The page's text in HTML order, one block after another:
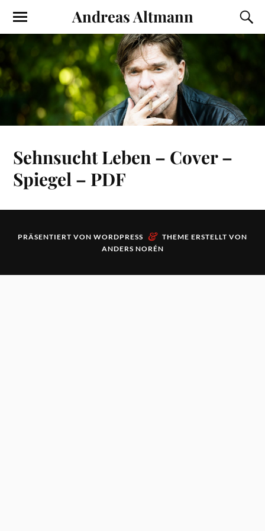
Andreas Altmann
Sehnsucht Leben – Cover –
Spiegel – PDF
PRÄSENTIERT VON WORDPRESS & THEME ERSTELLT VON
ANDERS NORÉN